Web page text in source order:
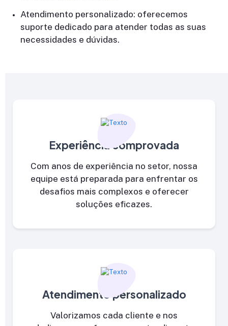
Experiência comprovada
Com anos de experiência no setor, nossa
equipe está preparada para enfrentar os
desafios mais complexos e oferecer
soluções eficazes.
Atendimento personalizado
Valorizamos cada cliente e nos
Atendimento personalizado: oferecemos
suporte dedicado para atender todas as suas
necessidades e dúvidas.